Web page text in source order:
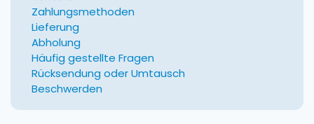
Zahlungsmethoden
Lieferung
Abholung
Häufig gestellte Fragen
Rücksendung oder Umtausch
Beschwerden